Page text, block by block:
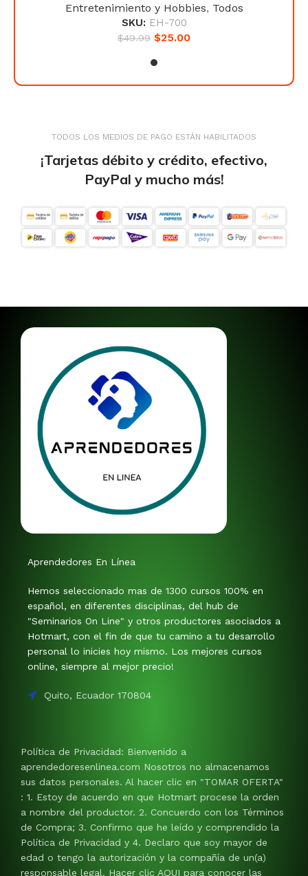
Entretenimiento y Hobbies, Todos
SKU: EH-700
$49.99 $25.00
TODOS LOS MEDIOS DE PAGO ESTÁN HABILITADOS
¡Tarjetas débito y crédito, efectivo,
PayPal y mucho más!
Aprendedores En Línea
Hemos seleccionado mas de 1300 cursos 100% en
español, en diferentes disciplinas, del hub de
"Seminarios On Line" y otros productores asociados a
Hotmart, con el fin de que tu camino a tu desarrollo
personal lo inicies hoy mismo. Los mejores cursos
online, siempre al mejor precio!
Quito, Ecuador 170804
Política de Privacidad: Bienvenido a
aprendedoresenlinea.com Nosotros no almacenamos
sus datos personales. Al hacer clic en "TOMAR OFERTA"
: 1. Estoy de acuerdo en que Hotmart procese la orden
a nombre del productor. 2. Concuerdo con los Términos
de Compra; 3. Confirmo que he leído y comprendido la
Política de Privacidad y 4. Declaro que soy mayor de
edad o tengo la autorización y la compañía de un(a)
responsable legal. Hacer clic AQUI para conocer las